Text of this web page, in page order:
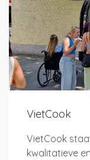
VietCook
VietCook
kwalitatieve